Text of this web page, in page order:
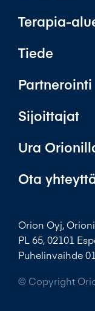
Terapia-
Tiede
Partnerointi
Sijoittajat
Ura
Ota
Orion Oyj,
PL 65, 02101
Puhelinvaihde
© Copyright